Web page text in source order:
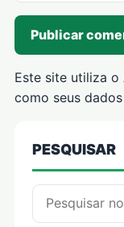
Este site utiliza o
como seus
PESQUISAR
Pesquisar por: